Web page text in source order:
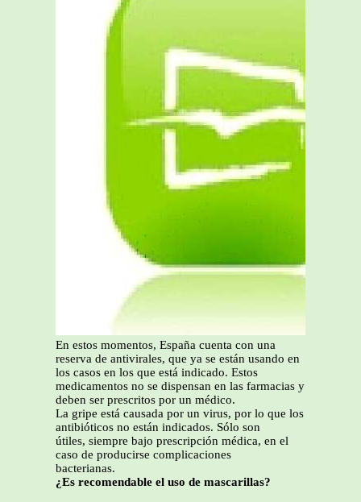
En estos momentos, España cuenta con una
reserva de antivirales, que ya se están usando en
los casos en los que está indicado. Estos
medicamentos no se dispensan en las farmacias y
deben ser prescritos por un médico.
La gripe está causada por un virus, por lo que los
antibióticos no están indicados. Sólo son
útiles, siempre bajo prescripción médica, en el
caso de producirse complicaciones
bacterianas.
¿Es recomendable el uso de mascarillas?